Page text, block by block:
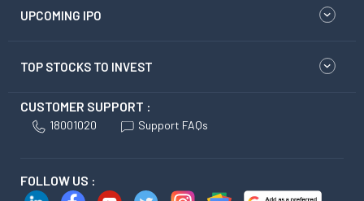
UPCOMING IPO
TOP STOCKS TO INVEST
CUSTOMER SUPPORT :
18001020 Support FAQs
FOLLOW US :